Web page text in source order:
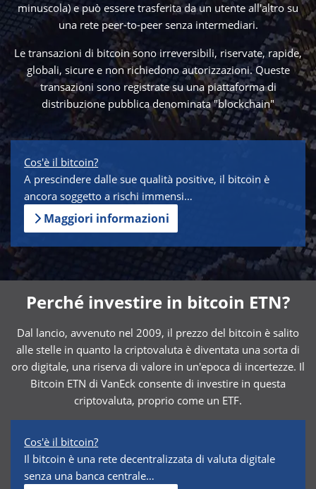
minuscola) e può essere trasferita da un utente all'altro su
una rete peer-to-peer senza intermediari.
Le transazioni di bitcoin sono irreversibili, riservate, rapide,
globali, sicure e non richiedono autorizzazioni. Queste
transazioni sono registrate su una piattaforma di
distribuzione pubblica denominata "blockchain"
Cos'è il bitcoin?
A prescindere dalle sue qualità positive, il bitcoin è
ancora soggetto a rischi immensi…
Maggiori informazioni
Perché investire in bitcoin ETN?
Dal lancio, avvenuto nel 2009, il prezzo del bitcoin è salito
alle stelle in quanto la criptovaluta è diventata una sorta di
oro digitale, una riserva di valore in un'epoca di incertezze. Il
Bitcoin ETN di VanEck consente di investire in questa
criptovaluta, proprio come un ETF.
Cos'è il bitcoin?
Il bitcoin è una rete decentralizzata di valuta digitale
senza una banca centrale…